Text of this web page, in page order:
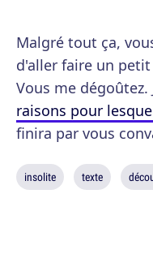
Malgré tout ça,
d'aller faire un petit
Vous me dégoûtez.
raisons pour
finira par vous
insolite texte